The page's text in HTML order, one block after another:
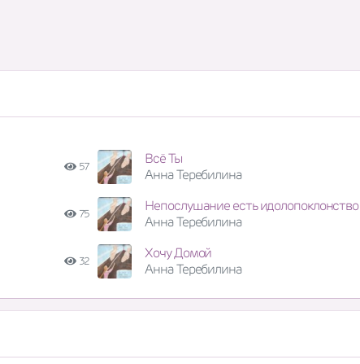
57
Всё Ты
Анна Теребилина
75
Непослушание есть идолопоклонство
Анна Теребилина
32
Хочу Домой
Анна Теребилина